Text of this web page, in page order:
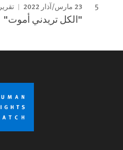
23 مارس/آذار 2022 تقرير
"الكل تريدني أموت"